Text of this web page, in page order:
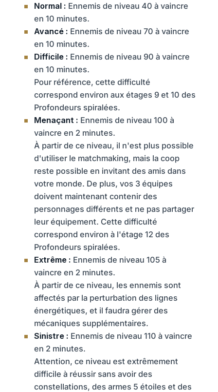
Normal : Ennemis de niveau 40 à vaincre
en 10 minutes.
Avancé : Ennemis de niveau 70 à vaincre
en 10 minutes.
Difficile : Ennemis de niveau 90 à vaincre
en 10 minutes.
Pour référence, cette difficulté
correspond environ aux étages 9 et 10 des
Profondeurs spiralées.
Menaçant : Ennemis de niveau 100 à
vaincre en 2 minutes.
À partir de ce niveau, il n'est plus possible
d'utiliser le matchmaking, mais la coop
reste possible en invitant des amis dans
votre monde. De plus, vos 3 équipes
doivent maintenant contenir des
personnages différents et ne pas partager
leur équipement. Cette difficulté
correspond environ à l'étage 12 des
Profondeurs spiralées.
Extrême : Ennemis de niveau 105 à
vaincre en 2 minutes.
À partir de ce niveau, les ennemis sont
affectés par la perturbation des lignes
énergétiques, et il faudra gérer des
mécaniques supplémentaires.
Sinistre : Ennemis de niveau 110 à vaincre
en 2 minutes.
Attention, ce niveau est extrêmement
difficile à réussir sans avoir des
constellations, des armes 5 étoiles et des